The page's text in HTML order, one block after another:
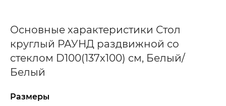
Основные характеристики Стол
круглый РАУНД раздвижной со
стеклом D100(137х100) см, Белый/
Белый
Размеры